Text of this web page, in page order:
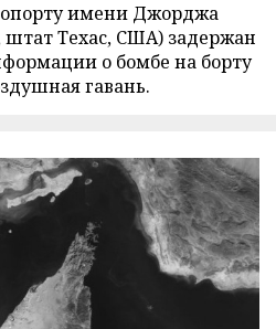
имени Джорджа
Техас, США) задержан
о бомбе на борту
гавань.